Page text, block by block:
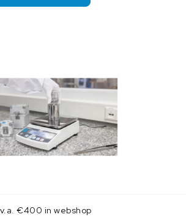
€400 in webshop